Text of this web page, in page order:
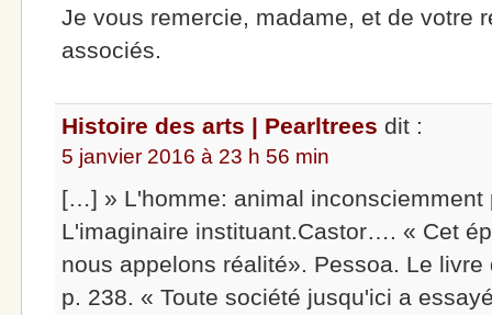
Je vous remercie, madame, et de votre
associés.
Histoire des arts | Pearltrees dit :
5 janvier 2016 à 23 h 56 min
[…] » L'homme: animal inconsciemment
L'imaginaire instituant.Castor…. « Cet
nous appelons réalité». Pessoa. Le
p. 238. « Toute société jusqu'ici a